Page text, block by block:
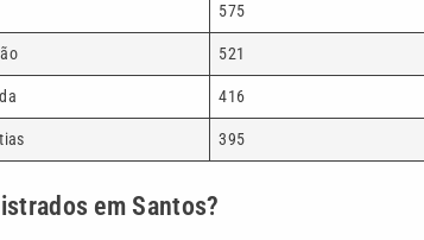
575
521
416
395
em Santos?